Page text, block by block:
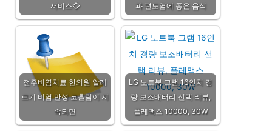
서비스◇
과 편도염에 좋은 음식
전주비염치료 한의원 알레
르기 비염 만성 코흘림이 지
속되면
LG 노트북 그램 16인치 경
량 보조배터리 선택 리뷰,
플레맥스 10000, 30W